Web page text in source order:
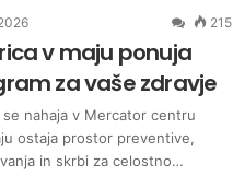
215
v maju ponuja
za vaše zdravje
se nahaja v Mercator centru
ostaja prostor preventive,
in skrbi za celostno…